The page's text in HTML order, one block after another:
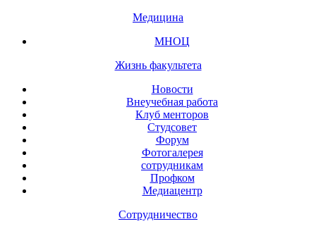
Медицина
МНОЦ
Жизнь факультета
Новости
Внеучебная работа
Клуб менторов
Студсовет
Форум
Фотогалерея
сотрудникам
Профком
Медиацентр
Сотрудничество